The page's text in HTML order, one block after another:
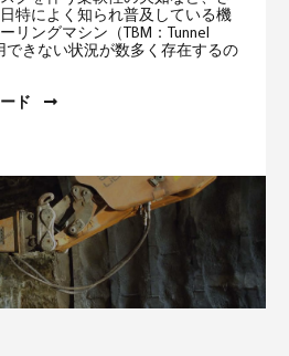
特によく知られ普及している機
リングマシン（TBM：Tunnel
できない状況が数多く存在するの
ード